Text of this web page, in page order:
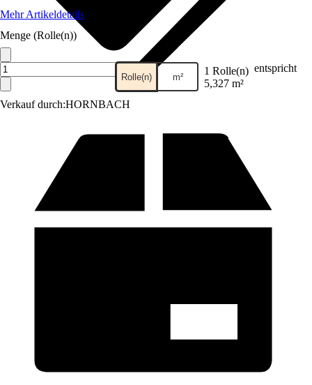
Verkauf durch:HORNBACH
Mehr Artikeldetails
Menge (Rolle(n))
Rolle(n) m² 1 Rolle(n) entspricht
5,327 m²